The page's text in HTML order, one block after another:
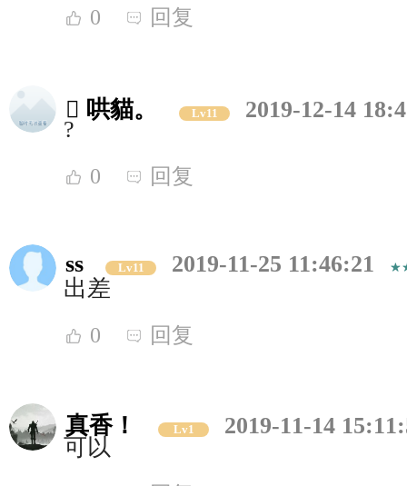
0 回复
 哄貓。 Lv11 2019-12-14
?
0 回复
ss Lv11
2019-11-25 11:46:21
出差
0 回复
真香！ Lv1
2019-11-14
可以